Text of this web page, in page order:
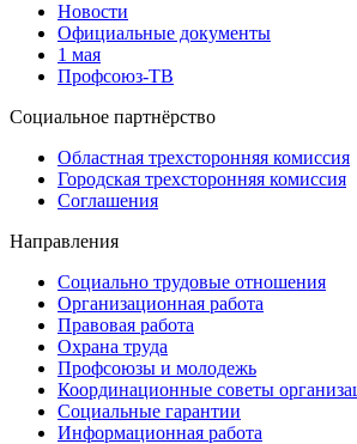
Новости
Официальные документы
1 мая
Профсоюз-ТВ
Социальное партнёрство
Областная трехсторонняя комиссия
Городская трехсторонняя комиссия
Соглашения
Направления
Социально трудовые отношения
Организационная работа
Правовая работа
Охрана труда
Профсоюзы и молодежь
Координационные советы
Социальные гарантии
Информационная работа